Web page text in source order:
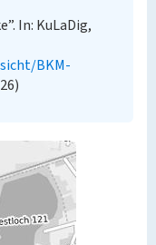
In: KuLaDig,
BKM-